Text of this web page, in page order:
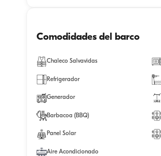
Comodidades del barco
Chaleco Salvavidas
Refrigerador
Generador
Barbacoa (BBQ)
Panel Solar
Aire Acondicionado